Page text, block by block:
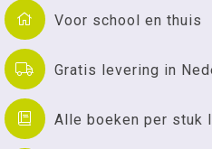
Voor school en thuis
Gratis levering in
Alle boeken per stuk